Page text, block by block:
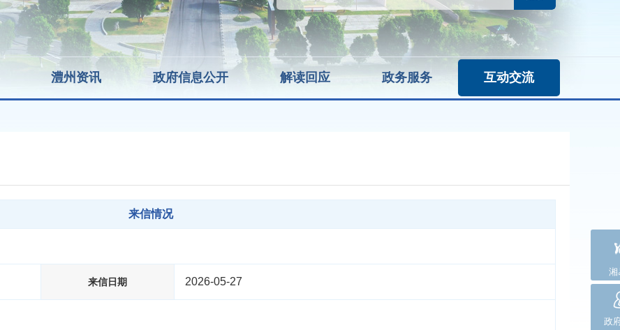
澧州资讯 政府信息公开 解读回应 政务服务 互动交流
来信情况
来信日期 2026-05-27
湘
政